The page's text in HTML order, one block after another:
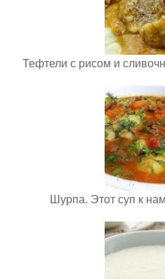
Тефтели с рисом и
Шурпа. Этот суп к